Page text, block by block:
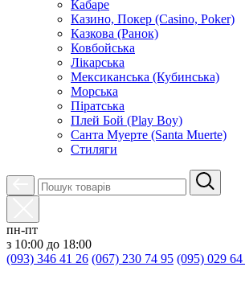
Кабаре
Казино, Покер (Casino, Poker)
Казкова (Ранок)
Ковбойська
Лікарська
Мексиканська (Кубинська)
Морська
Піратська
Плей Бой (Play Boy)
Санта Муерте (Santa Muerte)
Стиляги
пн-пт
з 10:00 до 18:00
(093) 346 41 26 (067) 230 74 95 (095) 029 64